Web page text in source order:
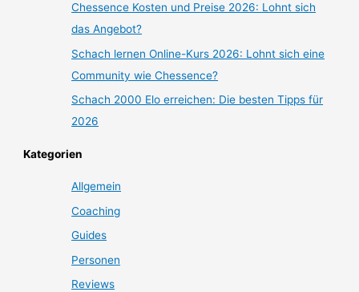
Chessence Kosten und Preise 2026: Lohnt sich
das Angebot?
Schach lernen Online-Kurs 2026: Lohnt sich eine
Community wie Chessence?
Schach 2000 Elo erreichen: Die besten Tipps für
2026
Kategorien
Allgemein
Coaching
Guides
Personen
Reviews